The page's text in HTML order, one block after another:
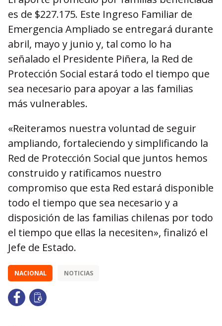
es de $227.175. Este Ingreso Familiar de
Emergencia Ampliado se entregará durante
abril, mayo y junio y, tal como lo ha
señalado el Presidente Piñera, la Red de
Protección Social estará todo el tiempo que
sea necesario para apoyar a las familias
más vulnerables.
«Reiteramos nuestra voluntad de seguir
ampliando, fortaleciendo y simplificando la
Red de Protección Social que juntos hemos
construido y ratificamos nuestro
compromiso que esta Red estará disponible
todo el tiempo que sea necesario y a
disposición de las familias chilenas por todo
el tiempo que ellas la necesiten», finalizó el
Jefe de Estado.
NACIONAL NOTICIAS